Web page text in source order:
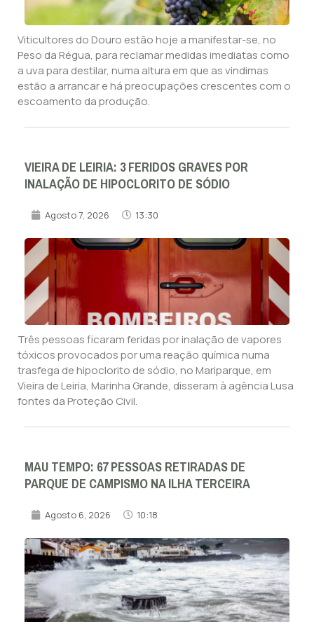
Viticultores do Douro estão hoje a manifestar-se, no
Peso da Régua, para reclamar medidas imediatas como
a uva para destilar, numa altura em que as vindimas
estão a arrancar e há preocupações crescentes com o
escoamento da produção.
VIEIRA DE LEIRIA: 3 FERIDOS GRAVES POR
INALAÇÃO DE HIPOCLORITO DE SÓDIO
Agosto 7, 2026 13:30
Três pessoas ficaram feridas por inalação de vapores
tóxicos provocados por uma reação química numa
trasfega de hipoclorito de sódio, no Mariparque, em
Vieira de Leiria, Marinha Grande, disseram à agência Lusa
fontes da Proteção Civil.
MAU TEMPO: 67 PESSOAS RETIRADAS DE
PARQUE DE CAMPISMO NA ILHA TERCEIRA
Agosto 6, 2026 10:18